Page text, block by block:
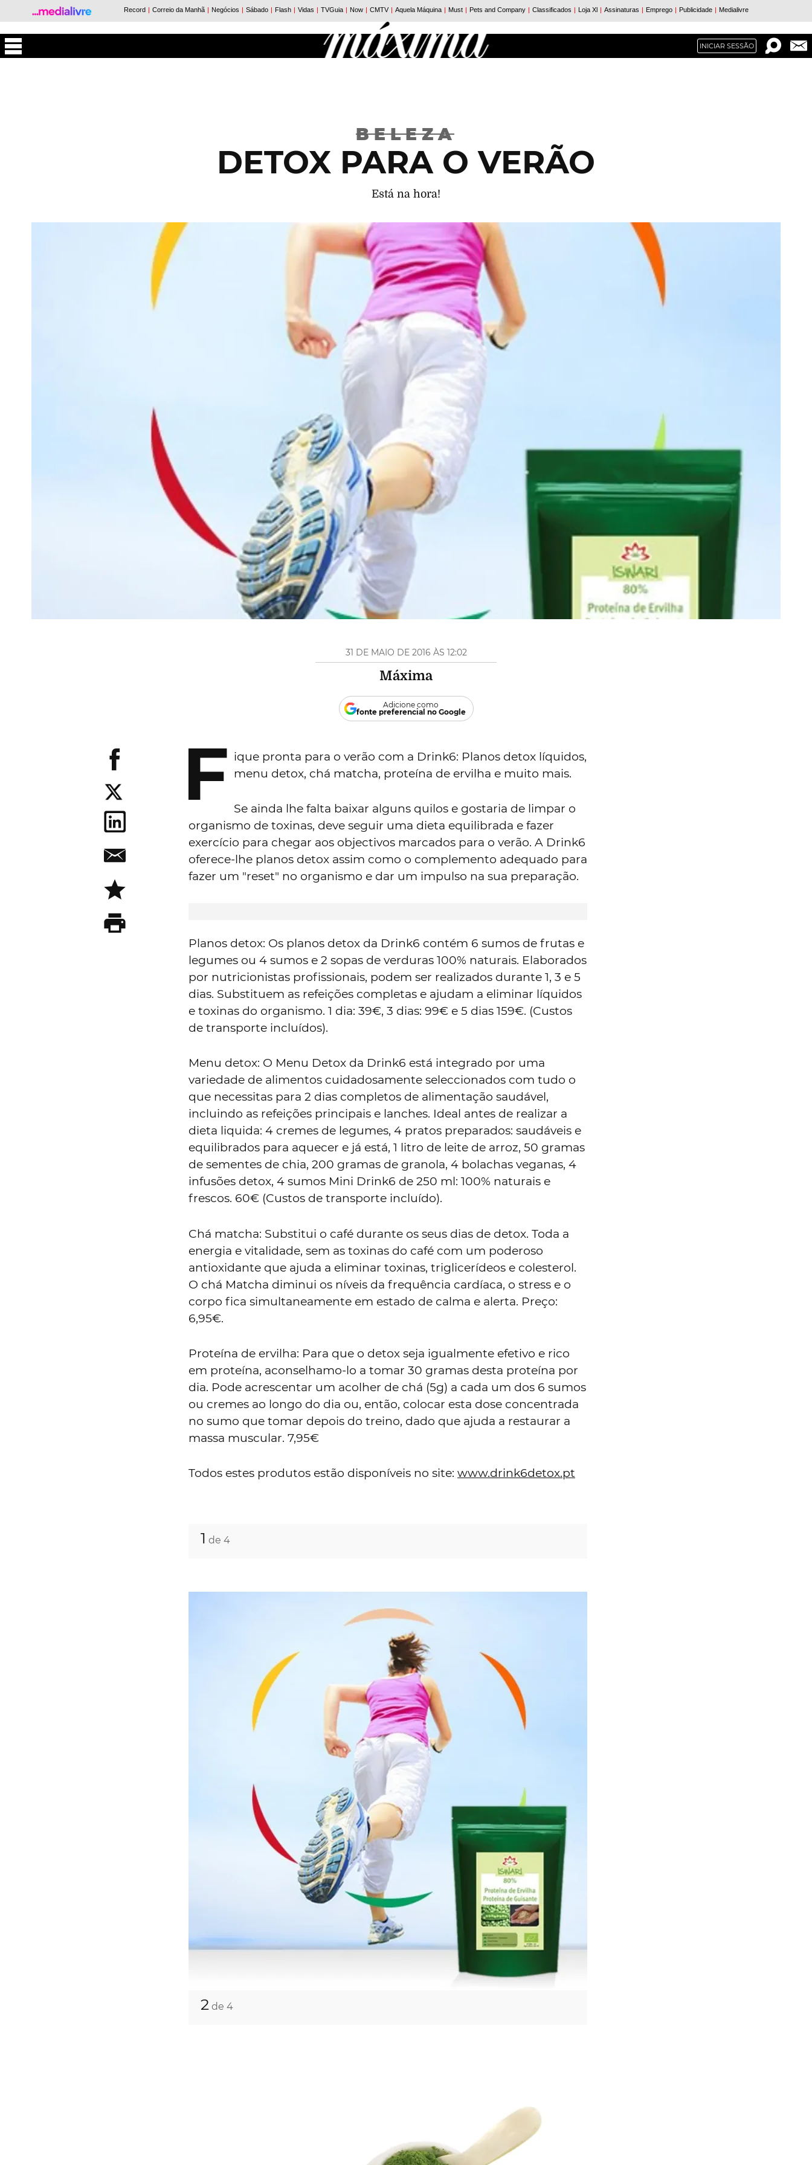
INICIAR SESSÃO
BELEZA
DETOX PARA O VERÃO
Está na hora!
31 DE MAIO DE 2016 ÀS 12:02
Máxima
Adicione como
fonte preferencial no Google
F ique pronta para o verão com a Drink6: Planos detox líquidos,
menu detox, chá matcha, proteína de ervilha e muito mais.
Se ainda lhe falta baixar alguns quilos e gostaria de limpar o
organismo de toxinas, deve seguir uma dieta equilibrada e fazer
exercício para chegar aos objectivos marcados para o verão. A Drink6
oferece-lhe planos detox assim como o complemento adequado para
fazer um "reset" no organismo e dar um impulso na sua preparação.
Planos detox: Os planos detox da Drink6 contém 6 sumos de frutas e
legumes ou 4 sumos e 2 sopas de verduras 100% naturais. Elaborados
por nutricionistas profissionais, podem ser realizados durante 1, 3 e 5
dias. Substituem as refeições completas e ajudam a eliminar líquidos
e toxinas do organismo. 1 dia: 39€, 3 dias: 99€ e 5 dias 159€. (Custos
de transporte incluídos).
Menu detox: O Menu Detox da Drink6 está integrado por uma
variedade de alimentos cuidadosamente seleccionados com tudo o
que necessitas para 2 dias completos de alimentação saudável,
incluindo as refeições principais e lanches. Ideal antes de realizar a
dieta liquida: 4 cremes de legumes, 4 pratos preparados: saudáveis e
equilibrados para aquecer e já está, 1 litro de leite de arroz, 50 gramas
de sementes de chia, 200 gramas de granola, 4 bolachas veganas, 4
infusões detox, 4 sumos Mini Drink6 de 250 ml: 100% naturais e
frescos. 60€ (Custos de transporte incluído).
Chá matcha: Substitui o café durante os seus dias de detox. Toda a
energia e vitalidade, sem as toxinas do café com um poderoso
antioxidante que ajuda a eliminar toxinas, triglicerídeos e colesterol.
O chá Matcha diminui os níveis da frequência cardíaca, o stress e o
corpo fica simultaneamente em estado de calma e alerta. Preço:
6,95€.
Proteína de ervilha: Para que o detox seja igualmente efetivo e rico
em proteína, aconselhamo-lo a tomar 30 gramas desta proteína por
dia. Pode acrescentar um acolher de chá (5g) a cada um dos 6 sumos
ou cremes ao longo do dia ou, então, colocar esta dose concentrada
no sumo que tomar depois do treino, dado que ajuda a restaurar a
massa muscular. 7,95€
Todos estes produtos estão disponíveis no site: www.drink6detox.pt
1 de 4
2 de 4